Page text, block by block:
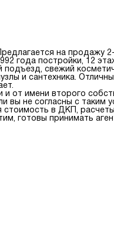
на продажу
года постройки, 12
свежий
и сантехника.
от имени второго
вы не согласны с таким
в ДКП,
готовы принимать